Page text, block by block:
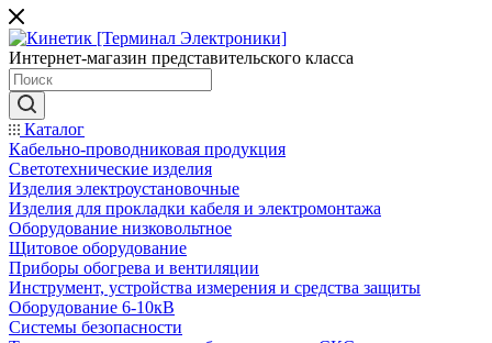
Интернет-магазин представительского класса
Каталог
Кабельно-проводниковая продукция
Светотехнические изделия
Изделия электроустановочные
Изделия для прокладки кабеля и электромонтажа
Оборудование низковольтное
Щитовое оборудование
Приборы обогрева и вентиляции
Инструмент, устройства измерения и средства защиты
Оборудование 6-10кВ
Системы безопасности